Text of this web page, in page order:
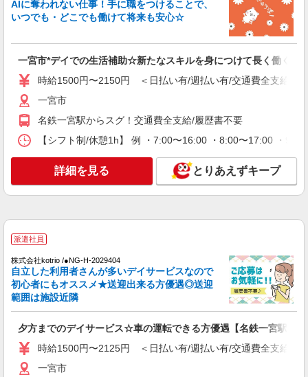
キープ 詳細を見る
派遣社員
株式会社kotrio /●NG-H-2029590
＜名鉄一宮＞デイサービスSTAFF＊16時退社
OK！子育て世代活躍中
通費全支給(ガソリン代含む)＞
一宮市
キープ 詳細を見る
派遣社員
時給1500円〜2125円 ＜日払い有/週払い有/交
通費全支給(ガソリン代含む)＞
一宮市
派遣社員
株式会社kotrio /●NG-H-1905993
AIに奪われない仕事！手に職をつけることで、
いつでも・どこでも働けて将来も安心☆
一宮市*デイでの生活補助☆新たなスキルを身につけて長く働く♪
時給1500円〜2150円 ＜日払い有/週払い有/交通費全支給(ガ
一宮市
名鉄一宮駅からスグ！交通費全支給/履歴書不要
【シフト制/休憩1h】 例 ・7:00〜16:00 ・8:00〜17:00 ・
詳細を見る とりあえずキープ
派遣社員
株式会社kotrio /●NG-H-2029404
自立した利用者さんが多いデイサービスなので
初心者にもオススメ★送迎出来る方優遇◎送迎
範囲は施設近隣
夕方までのデイサービス☆車の運転できる方優遇【名鉄一宮駅】
時給1500円〜2125円 ＜日払い有/週払い有/交通費全支給(ガ
一宮市